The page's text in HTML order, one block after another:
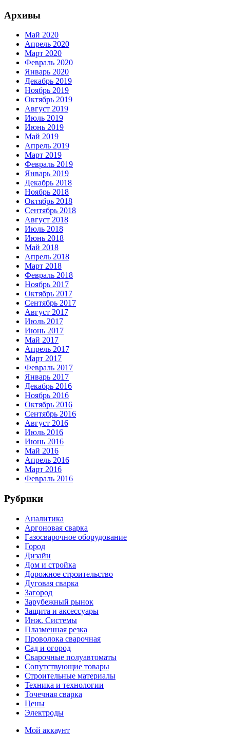
Архивы
Май 2020
Апрель 2020
Март 2020
Февраль 2020
Январь 2020
Декабрь 2019
Ноябрь 2019
Октябрь 2019
Август 2019
Июль 2019
Июнь 2019
Май 2019
Апрель 2019
Март 2019
Февраль 2019
Январь 2019
Декабрь 2018
Ноябрь 2018
Октябрь 2018
Сентябрь 2018
Август 2018
Июль 2018
Июнь 2018
Май 2018
Апрель 2018
Март 2018
Февраль 2018
Ноябрь 2017
Октябрь 2017
Сентябрь 2017
Август 2017
Июль 2017
Июнь 2017
Май 2017
Апрель 2017
Март 2017
Февраль 2017
Январь 2017
Декабрь 2016
Ноябрь 2016
Октябрь 2016
Сентябрь 2016
Август 2016
Июль 2016
Июнь 2016
Май 2016
Апрель 2016
Март 2016
Февраль 2016
Рубрики
Аналитика
Аргоновая сварка
Газосварочное оборудование
Город
Дизайн
Дом и стройка
Дорожное строительство
Дуговая сварка
Загород
Зарубежный рынок
Защита и аксессуары
Инж. Системы
Плазменная резка
Проволока сварочная
Сад и огород
Сварочные полуавтоматы
Сопутствующие товары
Строительные материалы
Техника и технологии
Точечная сварка
Цены
Электроды
Мой аккаунт